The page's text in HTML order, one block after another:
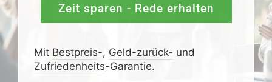
Zeit sparen - Rede erhalten
Mit Bestpreis-, Geld-zurück- und
Zufrieden­­heits-Garantie.